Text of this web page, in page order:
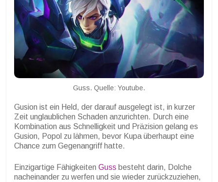
Guss. Quelle: Youtube.
Gusion ist ein Held, der darauf ausgelegt ist, in kurzer
Zeit unglaublichen Schaden anzurichten. Durch eine
Kombination aus Schnelligkeit und Präzision gelang es
Gusion, Popol zu lähmen, bevor Kupa überhaupt eine
Chance zum Gegenangriff hatte.
Einzigartige Fähigkeiten Guss besteht darin, Dolche
nacheinander zu werfen und sie wieder zurückzuziehen,